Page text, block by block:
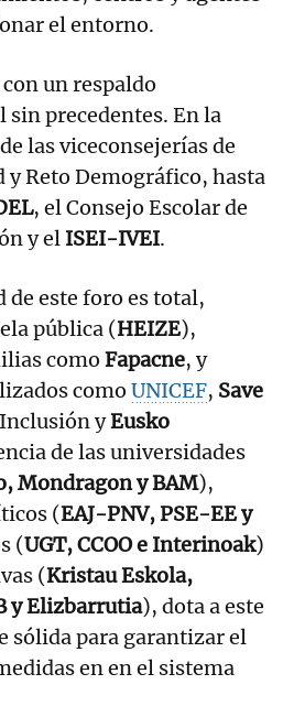
el entorno.
un respaldo
precedentes. En la
las viceconsejerías de
y Reto Demográfico, hasta
, el Consejo Escolar de
y el ISEI-IVEI.
este foro es total,
pública (HEIZE),
como Fapacne, y
como UNICEF, Save
yEusko
de las universidades
Mondragon y BAM),
(EAJ-PNV, PSE-EE y
(UGT, CCOO e Interinoak)
(Kristau Eskola,
y Elizbarrutia), dota a este
sólida para garantizar el
en en el sistema